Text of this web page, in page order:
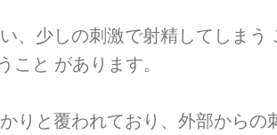
、少しの刺激で射精してしま
と があります。
りと覆われており、外部からの